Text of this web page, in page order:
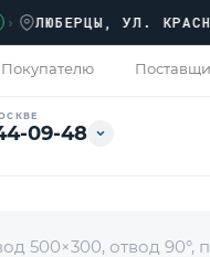
УЛ. КРАСНАЯ 1
Покупателю
09-48